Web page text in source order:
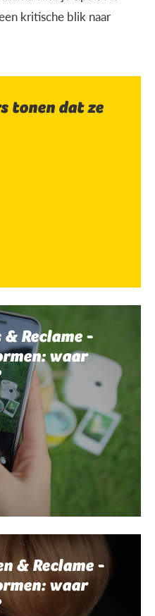
kritische blik naar
tonen dat ze
& Reclame -
waar
& Reclame -
waar